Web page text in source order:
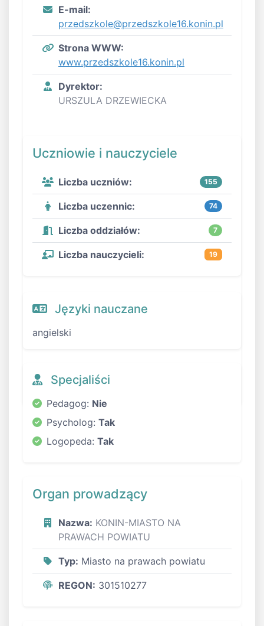
E-mail:
przedszkole@przedszkole16.konin.pl
Strona WWW:
www.przedszkole16.konin.pl
Dyrektor:
URSZULA DRZEWIECKA
Uczniowie i nauczyciele
Liczba uczniów: 155
Liczba uczennic: 74
Liczba oddziałów: 7
Liczba nauczycieli: 19
Języki nauczane
angielski
Specjaliści
Pedagog: Nie
Psycholog: Tak
Logopeda: Tak
Organ prowadzący
Nazwa: KONIN-MIASTO NA
PRAWACH POWIATU
Typ: Miasto na prawach powiatu
REGON: 301510277